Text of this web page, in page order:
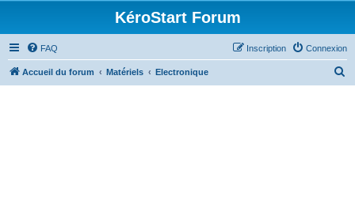
KéroStart Forum
FAQ Connexion
Inscription
Accueil du forum Matériels Electronique